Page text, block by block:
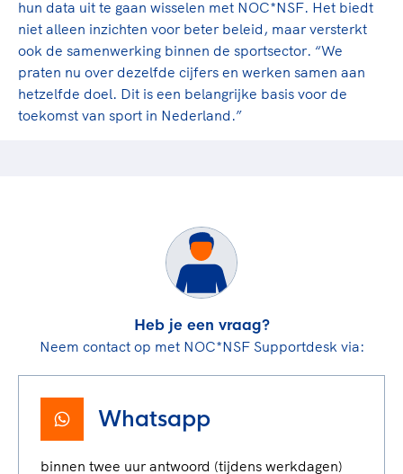
hun data uit te gaan wisselen met NOC*NSF. Het biedt
niet alleen inzichten voor beter beleid, maar versterkt
ook de samenwerking binnen de sportsector. “We
praten nu over dezelfde cijfers en werken samen aan
hetzelfde doel. Dit is een belangrijke basis voor de
toekomst van sport in Nederland.”
Heb je een vraag?
Neem contact op met NOC*NSF Supportdesk via:
Whatsapp
binnen twee uur antwoord (tijdens werkdagen)